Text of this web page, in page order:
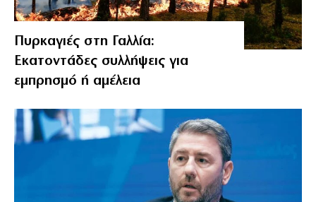
Πυρκαγιές στη Γαλλία:
Εκατοντάδες συλλήψεις για
εμπρησμό ή αμέλεια